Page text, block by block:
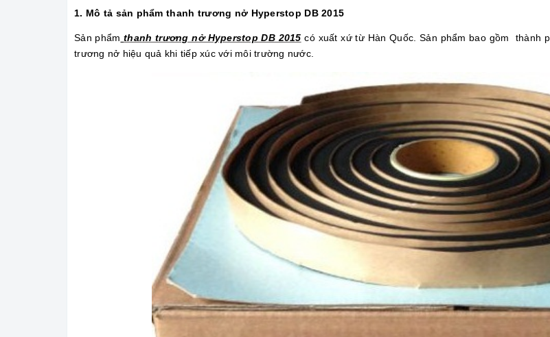
1. Mô tả sản phẩm thanh trương nở Hyperstop DB 2015
Sản phẩm thanh trương nở Hyperstop DB 2015 có xuất xứ từ Hàn Quốc. Sản phẩm bao gồm thành
trương nở hiệu quả khi tiếp xúc với môi trường nước.